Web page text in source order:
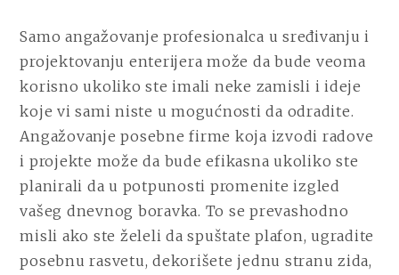
Samo angažovanje profesionalca u sređivanju i
projektovanju enterijera može da bude veoma
korisno ukoliko ste imali neke zamisli i ideje
koje vi sami niste u mogućnosti da odradite.
Angažovanje posebne firme koja izvodi radove
i projekte može da bude efikasna ukoliko ste
planirali da u potpunosti promenite izgled
vašeg dnevnog boravka. To se prevashodno
misli ako ste želeli da spuštate plafon, ugradite
posebnu rasvetu, dekorišete jednu stranu zida,